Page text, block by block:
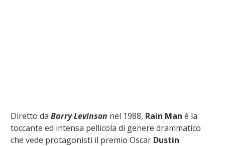
Diretto da Barry Levinson nel 1988, Rain Man è la
toccante ed intensa pellicola di genere drammatico
che vede protagonisti il premio Oscar Dustin